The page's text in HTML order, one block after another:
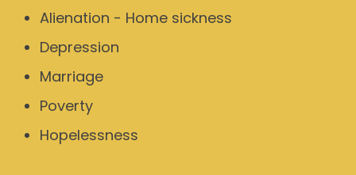
Alienation - Home sickness
Depression
Marriage
Poverty
Hopelessness